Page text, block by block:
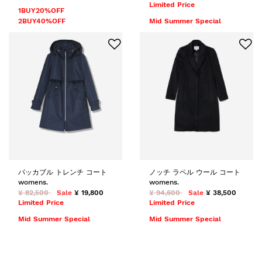
1BUY20%OFF
2BUY40%OFF
Limited Price
Mid Summer Special
パッカブル トレンチ コート
womens.
¥ 82,500
Sale ¥ 19,800
Limited Price
Mid Summer Special
ノッチ ラペル ウール コート
womens.
¥ 94,600
Sale ¥ 38,500
Limited Price
Mid Summer Special